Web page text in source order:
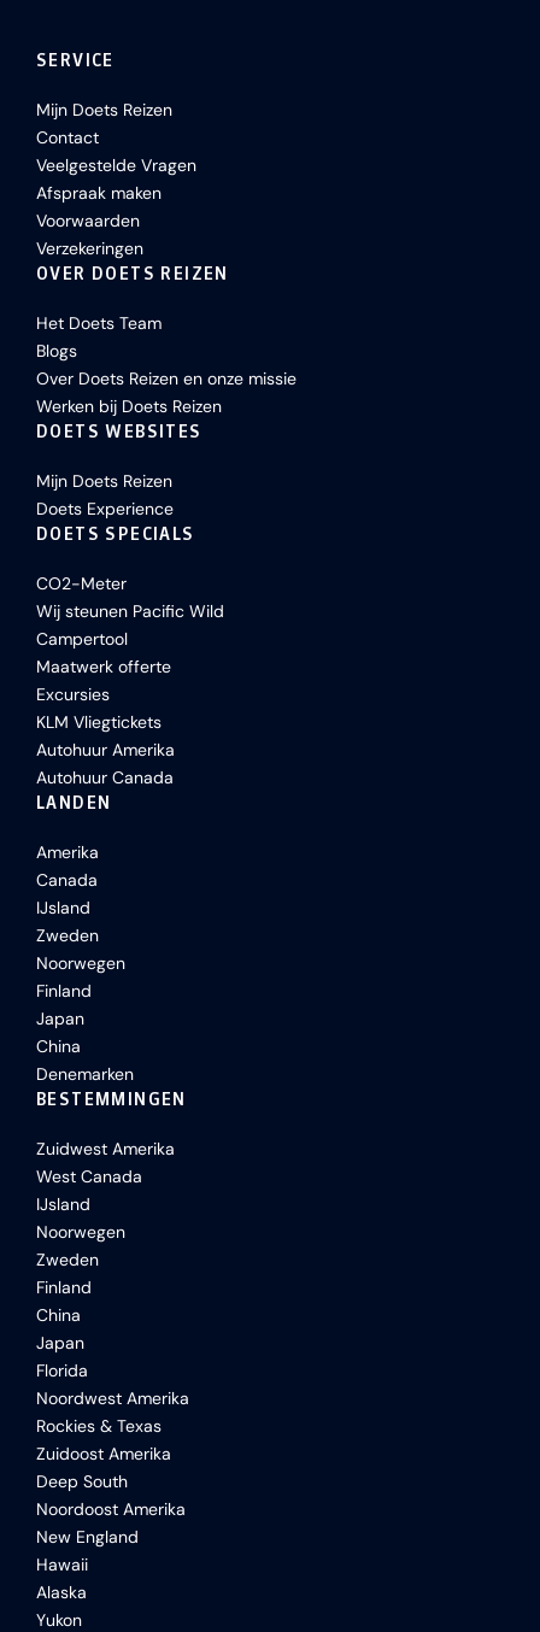
SERVICE
Mijn Doets Reizen
Contact
Veelgestelde Vragen
Afspraak maken
Voorwaarden
Verzekeringen
OVER DOETS REIZEN
Het Doets Team
Blogs
Over Doets Reizen en onze missie
Werken bij Doets Reizen
DOETS WEBSITES
Mijn Doets Reizen
Doets Experience
DOETS SPECIALS
CO2-Meter
Wij steunen Pacific Wild
Campertool
Maatwerk offerte
Excursies
KLM Vliegtickets
Autohuur Amerika
Autohuur Canada
LANDEN
Amerika
Canada
IJsland
Zweden
Noorwegen
Finland
Japan
China
Denemarken
BESTEMMINGEN
Zuidwest Amerika
West Canada
IJsland
Noorwegen
Zweden
Finland
China
Japan
Florida
Noordwest Amerika
Rockies & Texas
Zuidoost Amerika
Deep South
Noordoost Amerika
New England
Hawaii
Alaska
Yukon